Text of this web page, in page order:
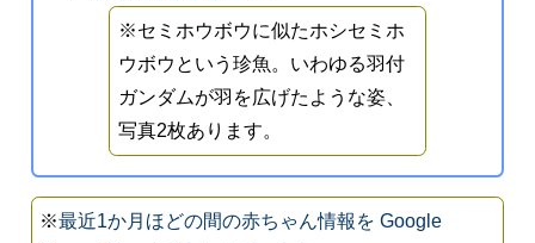
※セミホウボウに似たホシセミホ
ウボウという珍魚。いわゆる羽付
ガンダムが羽を広げたような姿、
写真2枚あります。
※最近1か月ほどの間の赤ちゃん情報を Google